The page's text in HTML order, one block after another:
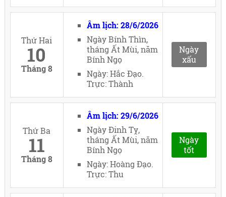
Thứ Hai
10
Tháng 8
Âm lịch: 28/6/2026
Ngày Bính Thìn,
tháng Ất Mùi, năm
Bính Ngọ
Ngày: Hắc Đạo.
Trực: Thành
Ngày
xấu
Thứ Ba
11
Tháng 8
Âm lịch: 29/6/2026
Ngày Đinh Tỵ,
tháng Ất Mùi, năm
Bính Ngọ
Ngày: Hoàng Đạo.
Trực: Thu
Ngày
tốt